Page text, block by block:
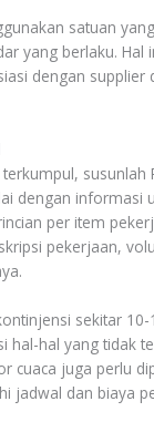
satuan
yang berlaku. Hal
dengan supplier
susunlah
dengan informasi
per item
pekerjaan,
sekitar
hal-hal yang tidak
cuaca juga perlu
jadwal dan biaya